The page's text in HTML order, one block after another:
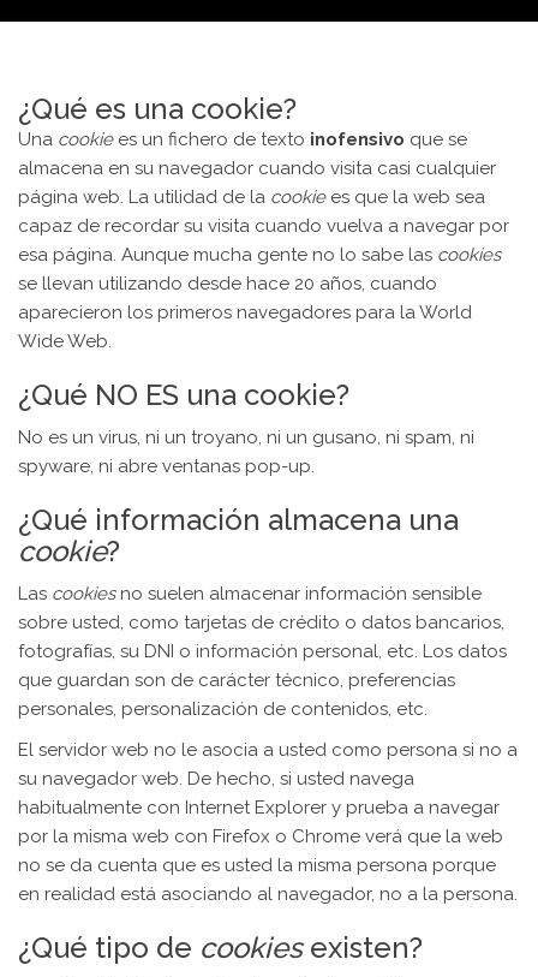
¿Qué es una cookie?
Una cookiees un fichero de texto inofensivo que se
almacena en su navegador cuando visita casi cualquier
página web. La utilidad de la cookiees que la web sea
capaz de recordar su visita cuando vuelva a navegar por
esa página. Aunque mucha gente no lo sabe las cookies
se llevan utilizando desde hace 20 años, cuando
aparecieron los primeros navegadores para la World
Wide Web.
¿Qué NO ES una cookie?
No es un virus, ni un troyano, ni un gusano, ni spam, ni
spyware, ni abre ventanas pop-up.
¿Qué información almacena una
cookie?
Las cookiesno suelen almacenar información sensible
sobre usted, como tarjetas de crédito o datos bancarios,
fotografías, su DNI o información personal, etc. Los datos
que guardan son de carácter técnico, preferencias
personales, personalización de contenidos, etc.
El servidor web no le asocia a usted como persona si no a
su navegador web. De hecho, si usted navega
habitualmente con Internet Explorer y prueba a navegar
por la misma web con Firefox o Chrome verá que la web
no se da cuenta que es usted la misma persona porque
en realidad está asociando al navegador, no a la persona.
¿Qué tipo de cookiesexisten?